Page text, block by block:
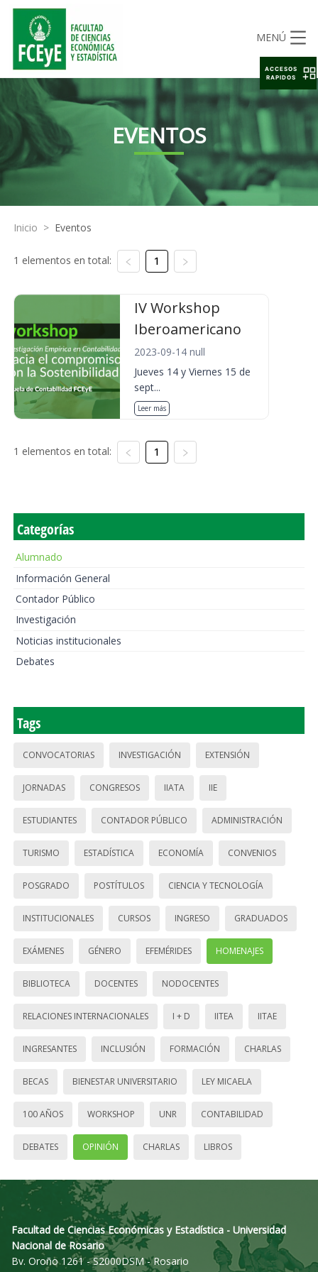
MENÚ
EVENTOS
Inicio > Eventos
1 elementos en total: 1
IV Workshop
Iberoamericano
2023-09-14 null
Jueves 14 y Viernes 15 de
sept...
Leer más
1 elementos en total: 1
Categorías
Alumnado
Información General
Contador Público
Investigación
Noticias institucionales
Debates
Tags
CONVOCATORIAS INVESTIGACIÓN EXTENSIÓN
JORNADAS CONGRESOS IIATA IIE
ESTUDIANTES CONTADOR PÚBLICO ADMINISTRACIÓN
TURISMO ESTADÍSTICA ECONOMÍA CONVENIOS
POSGRADO POSTÍTULOS CIENCIA Y TECNOLOGÍA
INSTITUCIONALES CURSOS INGRESO GRADUADOS
EXÁMENES GÉNERO EFEMÉRIDES HOMENAJES
BIBLIOTECA DOCENTES NODOCENTES
RELACIONES INTERNACIONALES I + D IITEA IITAE
INGRESANTES INCLUSIÓN FORMACIÓN CHARLAS
BECAS BIENESTAR UNIVERSITARIO LEY MICAELA
100 AÑOS WORKSHOP UNR CONTABILIDAD
DEBATES OPINIÓN CHARLAS LIBROS
Facultad de Ciencias Económicas y Estadística - Universidad
Nacional de Rosario
Bv. Oroño 1261 - S2000DSM - Rosario
ACCESOS
RAPIDOS